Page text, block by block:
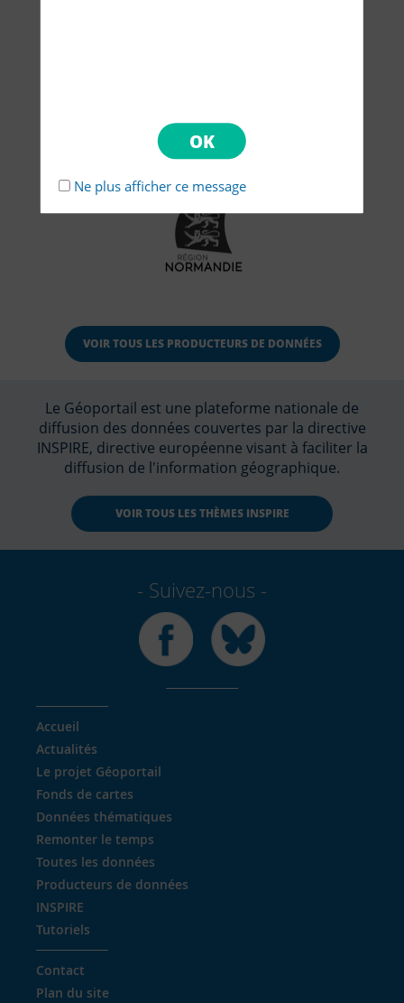
Ne plus afficher ce message
VOIR TOUS LES PRODUCTEURS DE DONNÉES
Le Géoportail est une plateforme nationale de
diffusion des données couvertes par la directive
INSPIRE, directive européenne visant à faciliter la
diffusion de l'information géographique.
VOIR TOUS LES THÈMES INSPIRE
Suivez-nous
Facebook Bluesky
Accueil
Actualités
Le projet Géoportail
Fonds de cartes
Données thématiques
Remonter le temps
Toutes les données
Producteurs de données
INSPIRE
Tutoriels
Contact
Plan du site